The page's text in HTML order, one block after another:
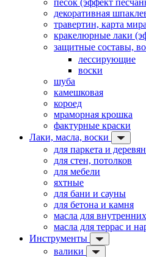
песок (эффект
декоративная
травертин, карта
кракелюрные лаки
защитные составы,
лессирующие
воски
шуба
камешковая
короед
мраморная крошка
фактурные краски
Лаки, масла, воски
для паркета и
для стен, потолков
для мебели
яхтные
для бани и сауны
для бетона и камня
масла для
масла для террас и
Инструменты
валики